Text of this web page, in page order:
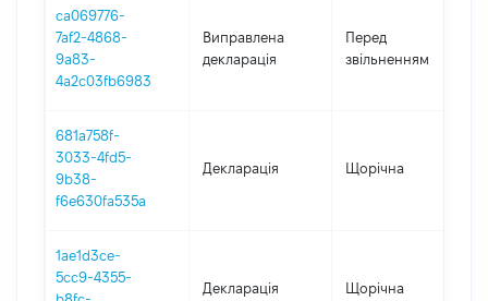
ca069776-
7af2-4868-
9a83-
4a2c03fb6983
Виправлена
декларація
Перед
звільненням
681a758f-
3033-4fd5-
9b38-
f6e630fa535a
Декларація Щорічна
1ae1d3ce-
5cc9-4355-
Декларація Щорічна